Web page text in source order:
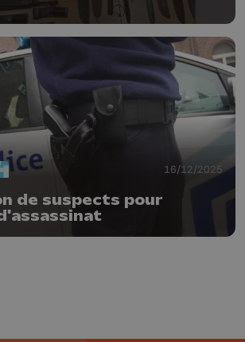
16/12/2025
de suspects pour